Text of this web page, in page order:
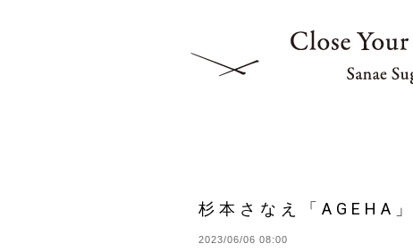
杉本さなえ「AGEHA
2023/06/06 08:00